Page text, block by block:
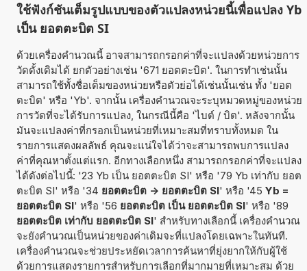
ใช้ฟังก์ชันเต็มรูปแบบของตัวแปลงหน่วยนี้เพื่อแปลง Yb
เป็น ยอตตะบิต SI
ด้วยเครื่องคำนวณนี้ อาจสามารถกรอกค่าที่จะแปลงด้วยหน่วยการ
วัดดั้งเดิมได้ ยกตัวอย่างเช่น '671 ยอตตะบิต'. ในการทำเช่นนั้น
สามารถใช้ทั้งชื่อเต็มของหน่วยหรือตัวย่อได้เช่นนั้นเช่น ทั้ง 'ยอต
ตะบิต' หรือ 'Yb'. จากนั้น เครื่องคำนวณจะระบุหมวดหมู่ของหน่วย
การวัดที่จะได้รับการแปลง, ในกรณีนี้คือ 'ไบต์ / บิต'. หลังจากนั้น
มันจะแปลงค่าที่กรอกเป็นหน่วยที่เหมาะสมที่ทราบทั้งหมด ใน
รายการแสดงผลลัพธ์ คุณจะแน่ใจได้ว่าจะสามารถพบการแปลง
ค่าที่คุณหาตั้งแต่แรก. อีกทางเลือกหนึ่ง สามารถกรอกค่าที่จะแปลง
ได้ดังต่อไปนี้: '23 Yb เป็น ยอตตะบิต SI' หรือ '79 Yb เท่ากับ ยอต
ตะบิต SI' หรือ '34 ยอตตะบิต -> ยอตตะบิต SI' หรือ '45 Yb =
ยอตตะบิต SI' หรือ '56 ยอตตะบิต เป็น ยอตตะบิต SI' หรือ '89
ยอตตะบิต เท่ากับ ยอตตะบิต SI' สำหรับทางเลือกนี้ เครื่องคำนวณ
จะยังคำนวณเป็นหน่วยของค่าเดิมจะที่แปลงโดยเฉพาะในทันที.
เครื่องคำนวณจะช่วยประหยัดเวลาการค้นหาที่ยุ่งยากให้กับผู้ใช้
ด้วยการแสดงรายการสำหรับการเลือกที่มากมายที่เหมาะสม ด้วย